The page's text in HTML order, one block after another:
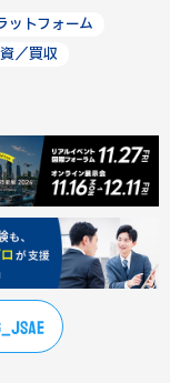
ットフォーム
／買収